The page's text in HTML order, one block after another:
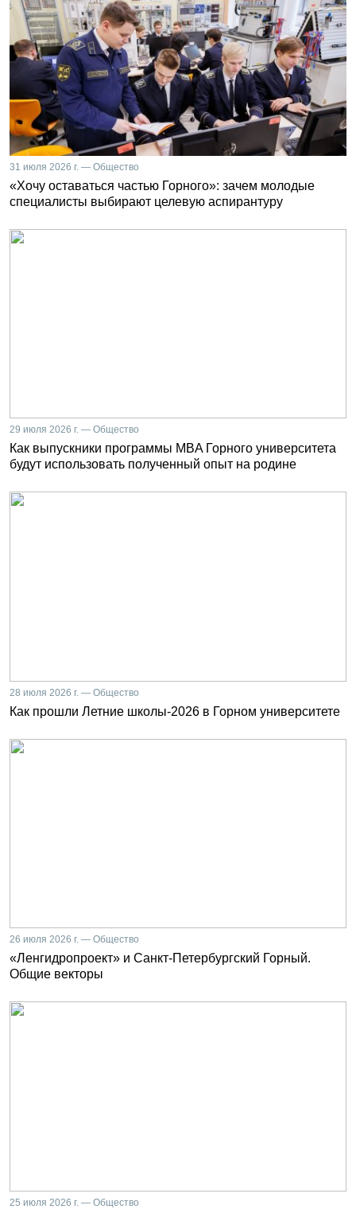
31 июля 2026 г. — Общество
«Хочу оставаться частью Горного»: зачем молодые
специалисты выбирают целевую аспирантуру
29 июля 2026 г. — Общество
Как выпускники программы MBA Горного университета
будут использовать полученный опыт на родине
28 июля 2026 г. — Общество
Как прошли Летние школы-2026 в Горном университете
26 июля 2026 г. — Общество
«Ленгидропроект» и Санкт-Петербургский Горный.
Общие векторы
25 июля 2026 г. — Общество